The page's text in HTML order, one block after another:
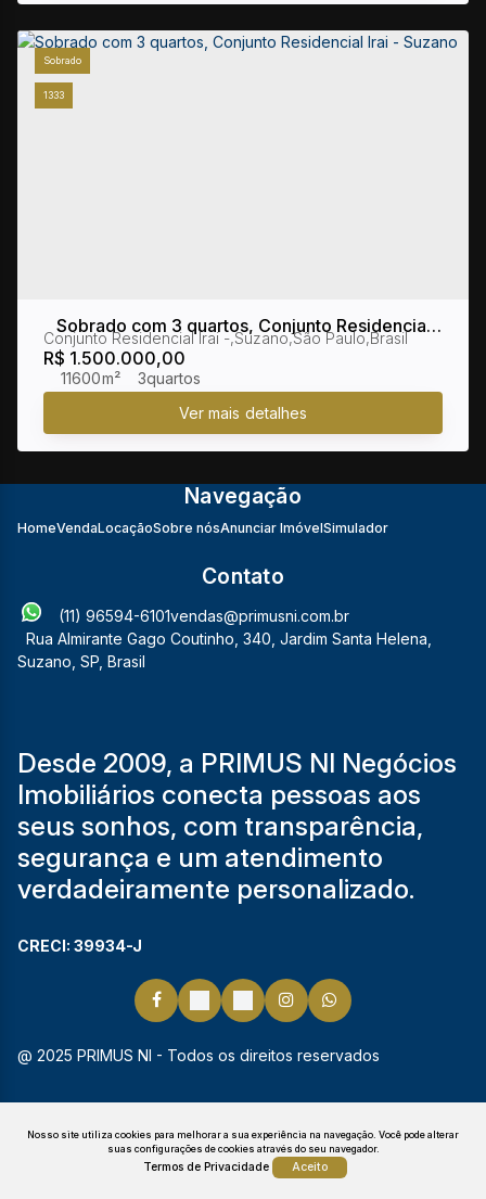
Nosso site utiliza cookies para melhorar a sua experiência na navegação. Você pode alterar
suas configurações de cookies através do seu navegador.
Termos de Privacidade Aceito
1333
Sobrado
Sobrado com 3 quartos, Conjunto Residencial
Irai - Suzano
R$ 1.500.000,00
Conjunto Residencial Irai ,Suzano,São Paulo,Brasil
3
11600m²
Navegação
HomeVendaLocaçãoSobre nósAnunciar ImóvelSimulador
Contato
(11) 96594-6101vendas@primusni.com.br
Rua Almirante Gago Coutinho 340 Jardim Santa Helena
Suzano SP Brasil
Desde 2009, a PRIMUS NI Negócios
Imobiliários conecta pessoas aos
seus sonhos, com transparência,
segurança e um atendimento
verdadeiramente personalizado.
CRECI: 39934-J
@ 2025 PRIMUS NI - Todos os direitos reservados